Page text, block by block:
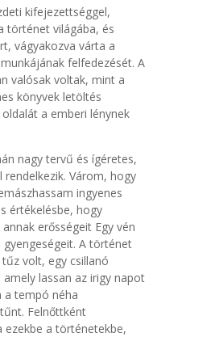
kifejezettséggel,
történet világába, és
vágyakozva várta a
felfedezését. A
valósak voltak, mint a
könyvek letöltés
a emberi lénynek
nagy tervű és ígéretes,
rendelkezik. Várom, hogy
ingyenes
értékelésbe, hogy
erősségeit Egy vén
A történet
volt, egy csillanó
amely lassan az irigy napot
a tempó néha
Felnőttként
ezekbe a történetekbe,